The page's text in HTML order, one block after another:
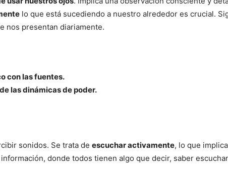
lo que está sucediendo a nuestro alrededor es crucial.
nos presentan diariamente.
con las fuentes.
las dinámicas de poder.
sonidos. Se trata de escuchar activamente, lo que
donde todos tienen algo que decir, saber